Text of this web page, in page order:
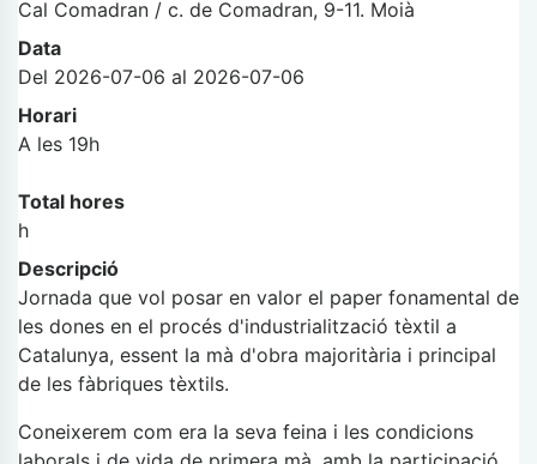
Cal Comadran / c. de Comadran, 9-11. Moià
Data
Del 2026-07-06 al 2026-07-06
Horari
A les 19h
Total hores
h
Descripció
Jornada que vol posar en valor el paper fonamental de
les dones en el procés d'industrialització tèxtil a
Catalunya, essent la mà d'obra majoritària i principal
de les fàbriques tèxtils.
Coneixerem com era la seva feina i les condicions